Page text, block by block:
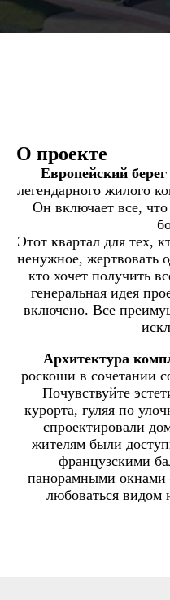
О проекте
Европейский берег
легендарного жилого
Он включает все,
Этот квартал для тех,
ненужное, жертвовать
кто хочет получить
генеральная идея
включено. Все
Архитектура
роскоши в сочетании
Почувствуйте
курорта, гуляя по
спроектировали
жителям были
французскими
панорамными окнами
любоваться видом